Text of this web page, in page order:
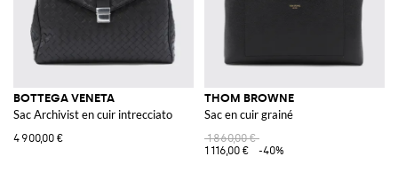
BOTTEGA VENETA
Sac Archivist en cuir intrecciato
4 900,00 €
THOM BROWNE
Sac en cuir grainé
1 860,00 €
1 116,00 €
-40%